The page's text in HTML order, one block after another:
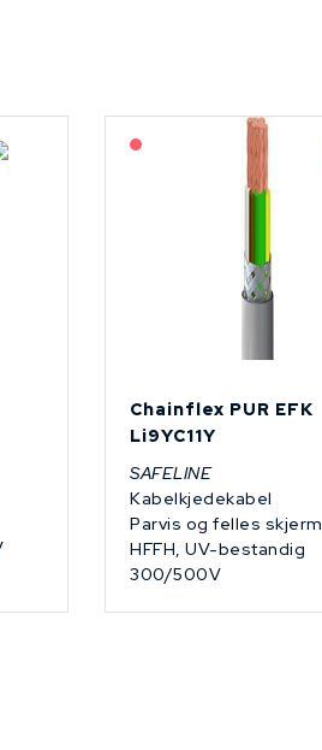
På forespørsel
Chainflex PUR EFK
Li9YC11Y
SAFELINE
Kabelkjedekabel
Parvis og felles skjerm
HFFH, UV-bestandig
300/500V